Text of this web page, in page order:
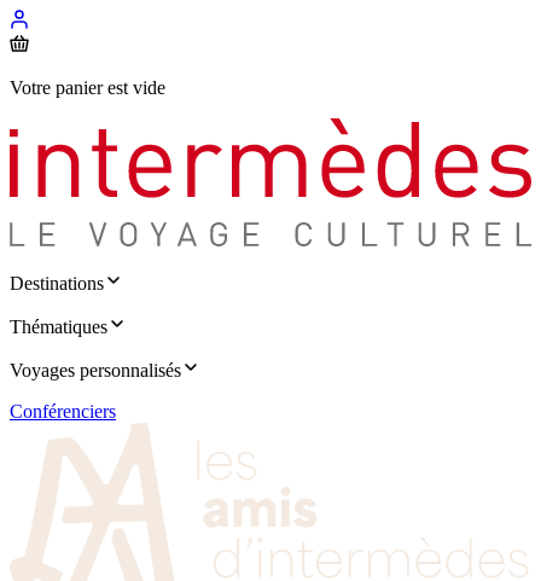
Votre panier est vide
Destinations
Thématiques
Voyages personnalisés
Conférenciers